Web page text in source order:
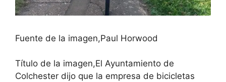
Fuente de la imagen,Paul Horwood
Título de la imagen,El Ayuntamiento de
Colchester dijo que la empresa de bicicletas